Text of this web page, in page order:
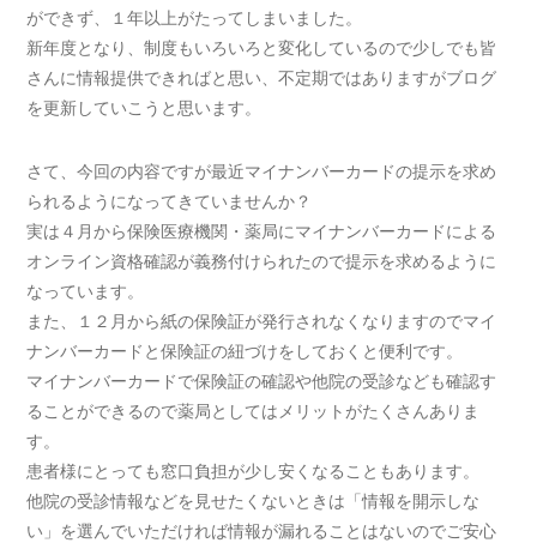
ができず、１年以上がたってしまいました。
新年度となり、制度もいろいろと変化しているので少しでも皆
さんに情報提供できればと思い、不定期ではありますがブログ
を更新していこうと思います。
さて、今回の内容ですが最近マイナンバーカードの提示を求め
られるようになってきていませんか？
実は４月から保険医療機関・薬局にマイナンバーカードによる
オンライン資格確認が義務付けられたので提示を求めるように
なっています。
また、１２月から紙の保険証が発行されなくなりますのでマイ
ナンバーカードと保険証の紐づけをしておくと便利です。
マイナンバーカードで保険証の確認や他院の受診なども確認す
ることができるので薬局としてはメリットがたくさんありま
す。
患者様にとっても窓口負担が少し安くなることもあります。
他院の受診情報などを見せたくないときは「情報を開示しな
い」を選んでいただければ情報が漏れることはないのでご安心